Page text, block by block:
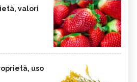
valori
uso